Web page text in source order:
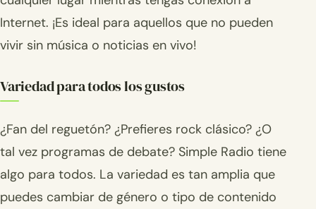
Internet. ¡Es ideal para aquellos que no pueden
vivir sin música o noticias en vivo!
Variedad para todos los gustos
¿Fan del reguetón? ¿Prefieres rock clásico? ¿O
tal vez programas de debate? Simple Radio tiene
algo para todos. La variedad es tan amplia que
puedes cambiar de género o tipo de contenido